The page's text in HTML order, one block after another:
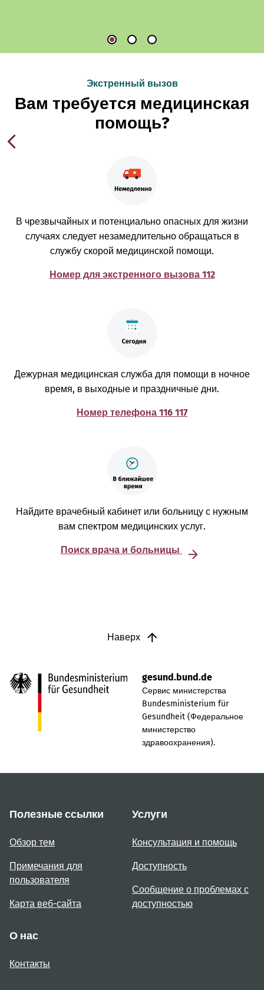
Экстренный вызов
Вам требуется медицинская
помощь?
В чрезвычайных и потенциально опасных для жизни
случаях следует незамедлительно обращаться в
службу скорой медицинской помощи.
Номер для экстренного вызова 112
Дежурная медицинская служба для помощи в ночное
время, в выходные и праздничные дни.
Номер телефона 116 117
Найдите врачебный кабинет или больницу с нужным
вам спектром медицинских услуг.
Поиск врача и больницы
Наверх
gesund.bund.de
Сервис министерства
Bundesministerium für
Gesundheit (Федеральное
министерство
здравоохранения).
Полезные ссылки
Обзор тем
Примечания для
пользователя
Карта веб-сайта
Услуги
Консультация и помощь
Доступность
Сообщение о проблемах с
доступностью
О нас
Контакты